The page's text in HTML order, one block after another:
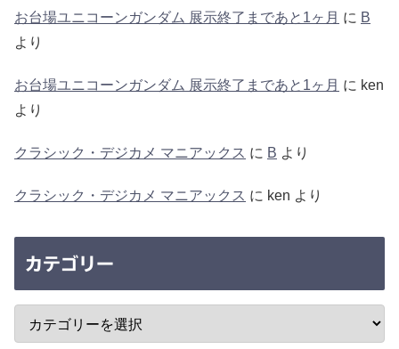
お台場ユニコーンガンダム 展示終了まであと1ヶ月 に B
より
お台場ユニコーンガンダム 展示終了まであと1ヶ月 に ken
より
クラシック・デジカメ マニアックス に B より
クラシック・デジカメ マニアックス に ken より
カテゴリー